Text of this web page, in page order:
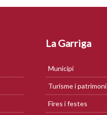
La Garriga
Municipi
Turisme i patrimoni
Fires i festes